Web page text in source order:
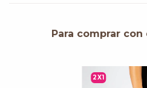
Para comprar
2X1